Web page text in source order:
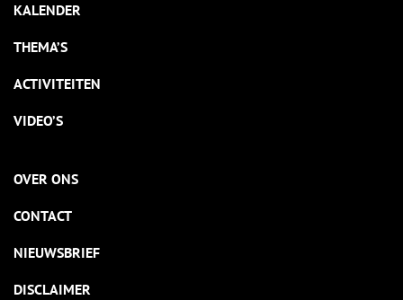
KALENDER
THEMA’S
ACTIVITEITEN
VIDEO’S
OVER ONS
CONTACT
NIEUWSBRIEF
DISCLAIMER